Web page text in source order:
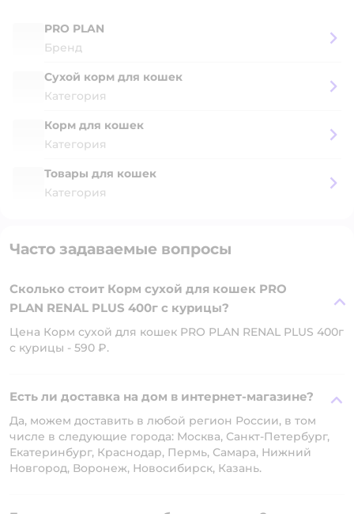
PRO PLAN
Бренд
Сухой корм для кошек
Категория
Корм для кошек
Категория
Товары для кошек
Категория
Часто задаваемые вопросы
Сколько стоит Корм сухой для кошек PRO
PLAN RENAL PLUS 400г с курицы?
Цена Корм сухой для кошек PRO PLAN RENAL PLUS 400г
с курицы - 590 ₽.
Есть ли доставка на дом в интернет-магазине?
Да, можем доставить в любой регион России, в том
числе в следующие города: Москва, Санкт-Петербург,
Екатеринбург, Краснодар, Пермь, Самара, Нижний
Новгород, Воронеж, Новосибирск, Казань.